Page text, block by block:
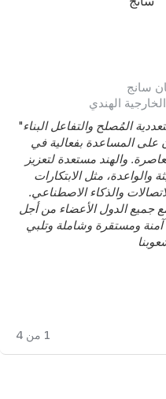
سانج
الهندي
"المُصلح والتفاعل البناء
على المساعدة بفعالية في
والهند مستعدة لتعزيز
والواعدة، مثل الابتكارات
والذكاء الاصطناعي.
مع جميع الدول الأعضاء من أجل
ومستقرة وشاملة وتلبي
1 من 4